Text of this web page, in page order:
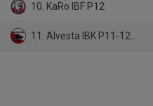
10. KaRo IBF P12
11. Alvesta IBK P11-12/2